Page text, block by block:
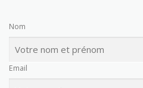
Nom
Email